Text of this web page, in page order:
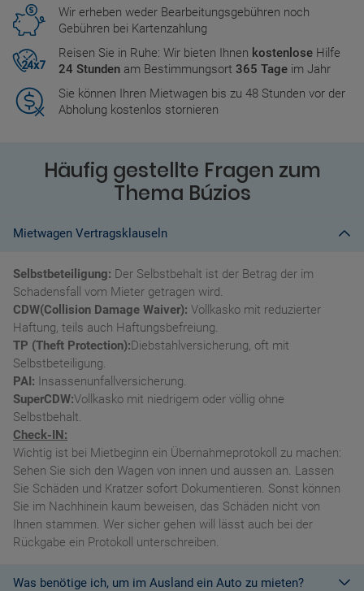
Wir erheben weder Bearbeitungsgebühren noch
Gebühren bei Kartenzahlung
Reisen Sie in Ruhe: Wir bieten Ihnen kostenlose Hilfe
24 Stunden am Bestimmungsort 365 Tage im Jahr
Sie können Ihren Mietwagen bis zu 48 Stunden vor der
Abholung kostenlos stornieren
Häufig gestellte Fragen zum
Thema Búzios
Mietwagen Vertragsklauseln
Selbstbeteiligung: Der Selbstbehalt ist der Betrag der im
Schadensfall vom Mieter getragen wird.
CDW(Collision Damage Waiver): Vollkasko mit reduzierter
Haftung, teils auch Haftungsbefreiung.
TP (Theft Protection):Diebstahlversicherung, oft mit
Selbstbeteiligung.
PAI: Insassenunfallversicherung.
SuperCDW:Vollkasko mit niedrigem oder völlig ohne
Selbstbehalt.
Check-IN:
Wichtig ist bei Mietbeginn ein Übernahmeprotokoll zu machen:
Sehen Sie sich den Wagen von innen und aussen an. Lassen
Sie Schäden und Kratzer sofort Dokumentieren. Sonst können
Sie im Nachhinein kaum beweisen, das Schäden nicht von
Ihnen stammen. Wer sicher gehen will lässt auch bei der
Rückgabe ein Protokoll unterschreiben.
Was benötige ich, um im Ausland ein Auto zu mieten?